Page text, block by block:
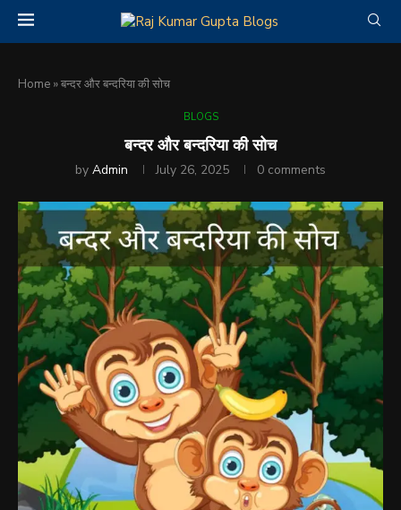
Home »बन्दर और बन्दरिया की सोच
BLOGS
बन्दर और बन्दरिया की सोच
by Admin July 26, 2025 0 comments